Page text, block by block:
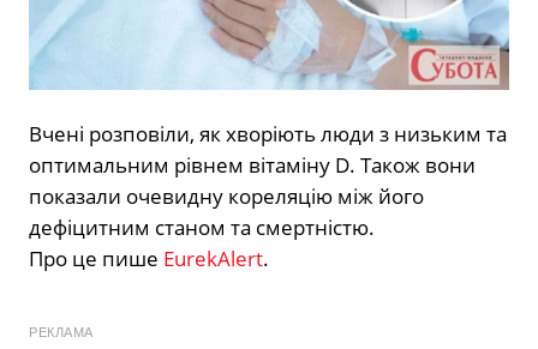
Вчені розповіли, як хворіють люди з низьким та
оптимальним рівнем вітаміну D. Також вони
показали очевидну кореляцію між його
дефіцитним станом та смертністю.
Про це пише EurekAlert.
РЕКЛАМА